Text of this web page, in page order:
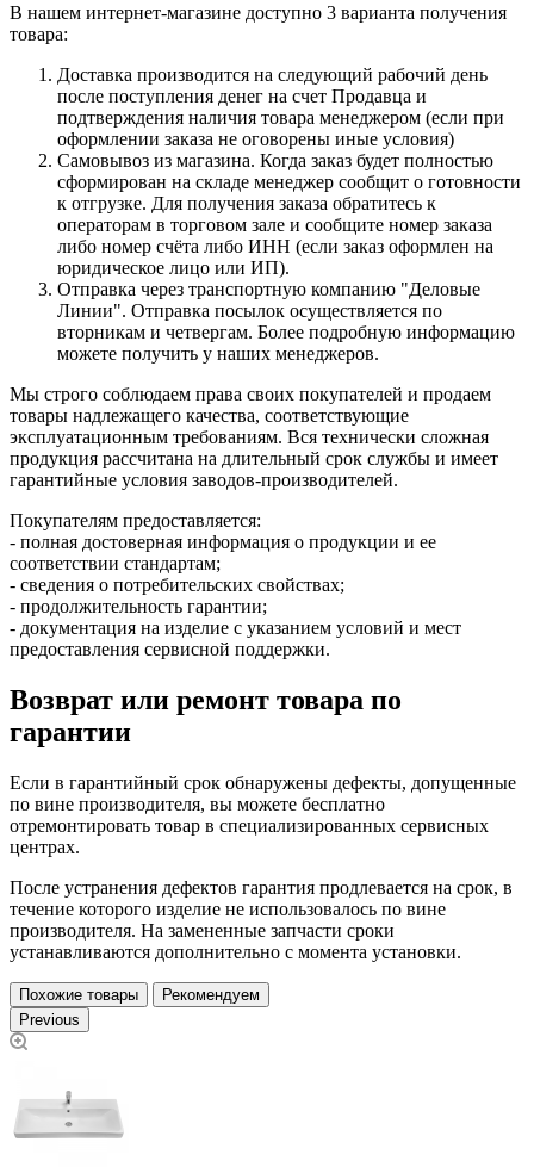
В нашем интернет-магазине доступно 3 варианта получения
товара:
Доставка производится на следующий рабочий день
после поступления денег на счет Продавца и
подтверждения наличия товара менеджером (если при
оформлении заказа не оговорены иные условия)
Самовывоз из магазина. Когда заказ будет полностью
сформирован на складе менеджер сообщит о готовности
к отгрузке. Для получения заказа обратитесь к
операторам в торговом зале и сообщите номер заказа
либо номер счёта либо ИНН (если заказ оформлен на
юридическое лицо или ИП).
Отправка через транспортную компанию "Деловые
Линии". Отправка посылок осуществляется по
вторникам и четвергам. Более подробную информацию
можете получить у наших менеджеров.
Мы строго соблюдаем права своих покупателей и продаем
товары надлежащего качества, соответствующие
эксплуатационным требованиям. Вся технически сложная
продукция рассчитана на длительный срок службы и имеет
гарантийные условия заводов-производителей.
Покупателям предоставляется:
- полная достоверная информация о продукции и ее
соответствии стандартам;
- сведения о потребительских свойствах;
- продолжительность гарантии;
- документация на изделие с указанием условий и мест
предоставления сервисной поддержки.
Возврат или ремонт товара по
гарантии
Если в гарантийный срок обнаружены дефекты, допущенные
по вине производителя, вы можете бесплатно
отремонтировать товар в специализированных сервисных
центрах.
После устранения дефектов гарантия продлевается на срок, в
течение которого изделие не использовалось по вине
производителя. На замененные запчасти сроки
устанавливаются дополнительно с момента установки.
Похожие товары
Рекомендуем
Previous